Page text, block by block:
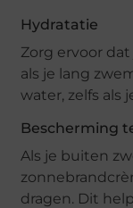
Hydratatie
Zorg ervoor
als je lang
water, zelfs als
Bescherming
Als je buiten
dragen. Dit